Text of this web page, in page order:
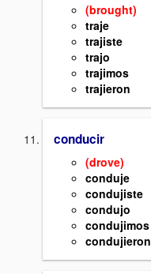
(brought)
traje
trajiste
trajo
trajimos
trajieron
conducir
(drove)
conduje
condujiste
condujo
condujimos
condujieron